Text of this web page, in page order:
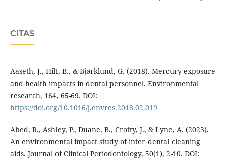
CITAS
Aaseth, J., Hilt, B., & Bjørklund, G. (2018). Mercury exposure
and health impacts in dental personnel. Environmental
research, 164, 65-69. DOI:
https://doi.org/10.1016/j.envres.2018.02.019
Abed, R., Ashley, P., Duane, B., Crotty, J., & Lyne, A. (2023).
An environmental impact study of inter‐dental cleaning
aids. Journal of Clinical Periodontology, 50(1), 2-10. DOI: